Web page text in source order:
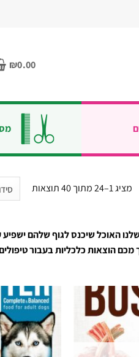
₪0.00
מציג 1–24 מתוך 40 תוצאות
האוכל שיכנס לגוף שלהם
הוצאות כלכליות בעבור
הוסף
לרשימת
המשאלות